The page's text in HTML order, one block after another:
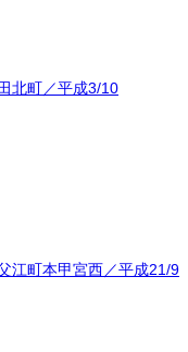
北町／平成3/10
江町本甲宮西／平成21/9